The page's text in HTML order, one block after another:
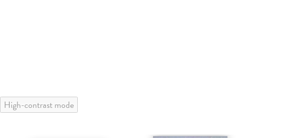
High-contrast mode